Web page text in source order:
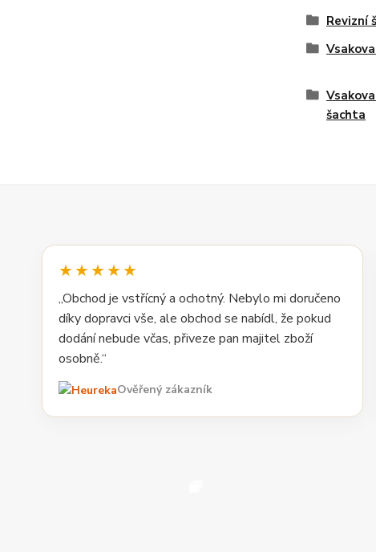
Revizní
šachta
★★★★★
„Obchod je vstřícný a ochotný. Nebylo mi doručeno
díky dopravci vše, ale obchod se nabídl, že pokud
dodání nebude včas, přiveze pan majitel zboží
osobně.“
Ověřený zákazník